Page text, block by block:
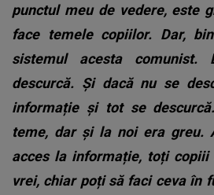
punctul meu de vedere, este
face temele copiilor. Dar,
sistemul acesta
descurcă. Și dacă nu se
informație și tot se
teme, dar și la noi era greu.
acces la informație, toți copiii
vrei, chiar poți să faci ceva în